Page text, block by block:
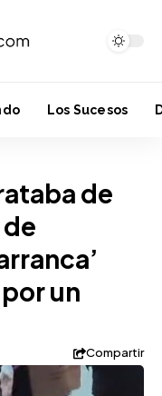
Los Sucesos
de
un
Compartir